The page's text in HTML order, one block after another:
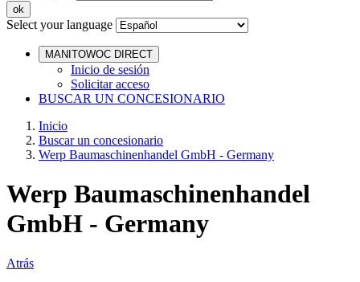
Select your language
MANITOWOC DIRECT
Inicio de sesión
Solicitar acceso
BUSCAR UN CONCESIONARIO
Inicio
Buscar un concesionario
Werp Baumaschinenhandel GmbH - Germany
Werp Baumaschinenhandel
GmbH - Germany
Atrás